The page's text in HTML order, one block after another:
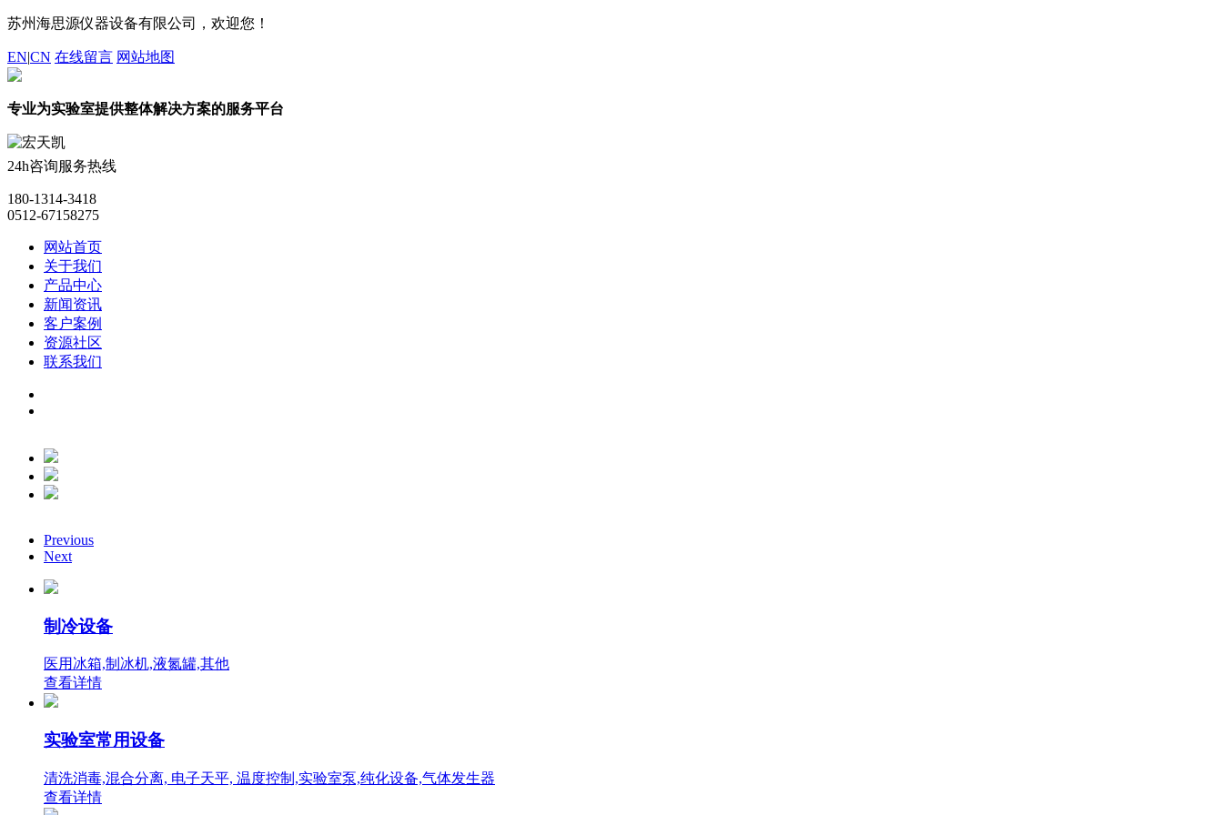
苏州海思源仪器设备有限公司，欢迎您！
EN|CN 在线留言 网站地图
专业为实验室提供整体解决方案的服务平台
24h咨询服务热线
180-1314-3418
0512-67158275
网站首页
关于我们
产品中心
新闻资讯
客户案例
资源社区
联系我们
Previous
Next
制冷设备
医用冰箱,制冰机,液氮罐,其他
查看详情
实验室常用设备
清洗消毒,混合分离, 电子天平, 温度控制,实验室泵,纯化设备,气体发生器
查看详情